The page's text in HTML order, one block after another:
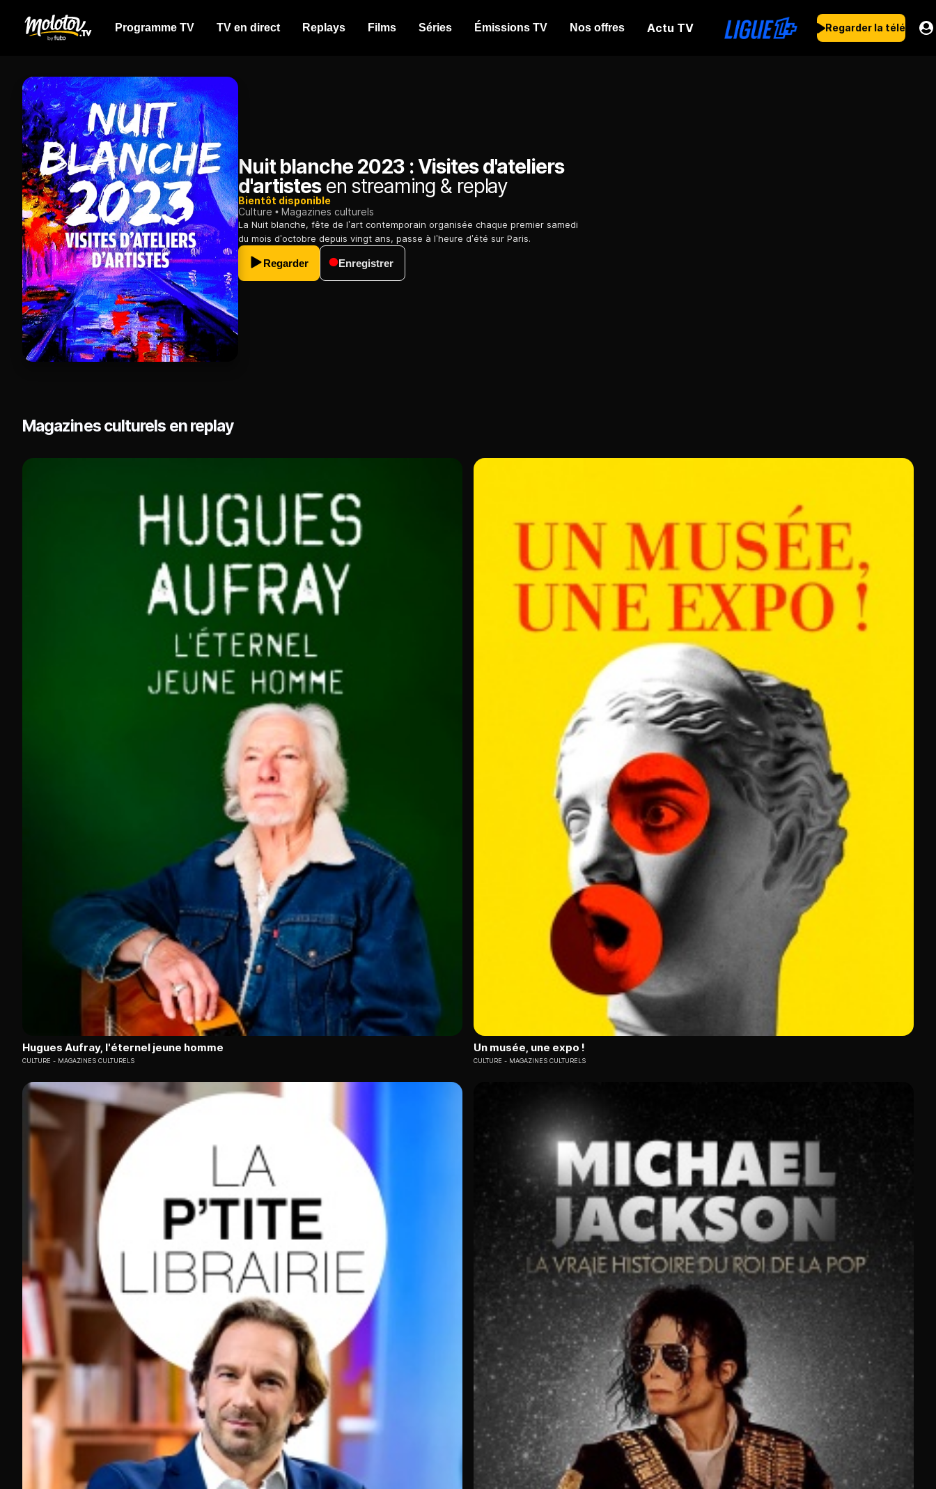
Programme TV TV en direct Replays Films Séries Émissions TV Nos offres Actu TV Regarder la télé
Nuit blanche 2023 : Visites d'ateliers
d'artistesen streaming & replay
Bientôt disponible
Culture
Magazines culturels
La Nuit blanche, fête de l’art contemporain organisée chaque premier samedi
du mois d’octobre depuis vingt ans, passe à l’heure d’été sur Paris.
Regarder Enregistrer
Magazines culturels en replay
Hugues Aufray, l'éternel jeune homme
CULTURE MAGAZINES CULTURELS
Un musée, une expo !
CULTURE MAGAZINES CULTURELS